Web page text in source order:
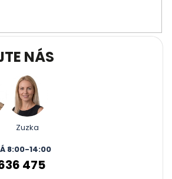
NÁS
Zuzka
8:00-14:00
475